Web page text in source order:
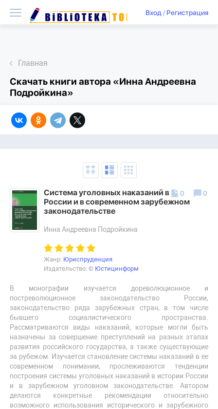
Вход/ Регистрация
Главная
Скачать книги автора «Инна Андреевна
Подройкина»
Система уголовных наказаний в истории
России и в современном зарубежном
законодательстве
Инна Андреевна Подройкина
Жанр: Юриспруденция
Издательство: © Юстицинформ
В монографии изучается дореволюционное и
постреволюционное законодательство России,
законодательство ряда зарубежных стран, в том числе
бывшего социалистического пространства.
Рассматриваются виды наказаний, которые могли быть
назначены за совершение преступлений на разных этапах
развития российского государства, а также существующие
за рубежом. Изучается становление системы наказаний в ее
современном понимании, прослеживаются тенденции
построения системы уголовных наказаний в истории России
и в зарубежном уголовном законодательстве. Автором
делаются конкретные рекомендации относительно
возможного использования исторического и зарубежного
0 0